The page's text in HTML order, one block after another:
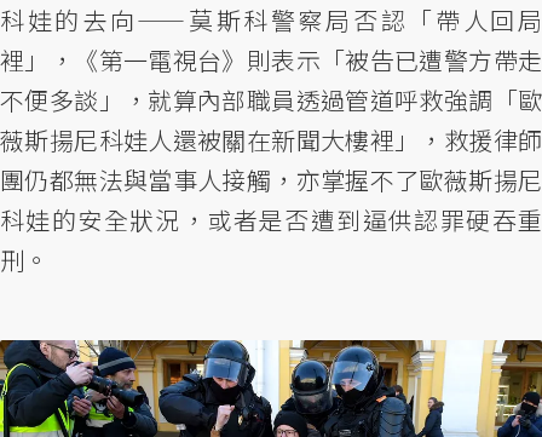
科娃的去向——莫斯科警察局否認「帶人回局
裡」，《第一電視台》則表示「被告已遭警方帶走
不便多談」，就算內部職員透過管道呼救強調「歐
薇斯揚尼科娃人還被關在新聞大樓裡」，救援律師
團仍都無法與當事人接觸，亦掌握不了歐薇斯揚尼
科娃的安全狀況，或者是否遭到逼供認罪硬吞重
刑。